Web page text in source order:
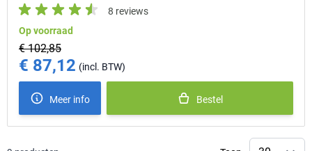
8 reviews
Op voorraad
€ 102,85
Special Price
€ 87,12
Meer info Bestel